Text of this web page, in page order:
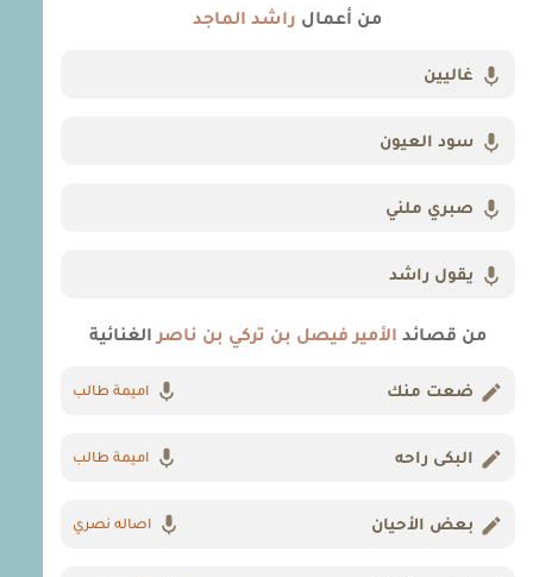
من أعمال راشد الماجد
غاليين
سود العيون
صبري ملني
يقول راشد
من قصائد الأمير فيصل بن تركي بن ناصرالغنائية
ضعت منك اميمة طالب
البكى راحه اميمة طالب
بعض الأحيان اصاله نصري